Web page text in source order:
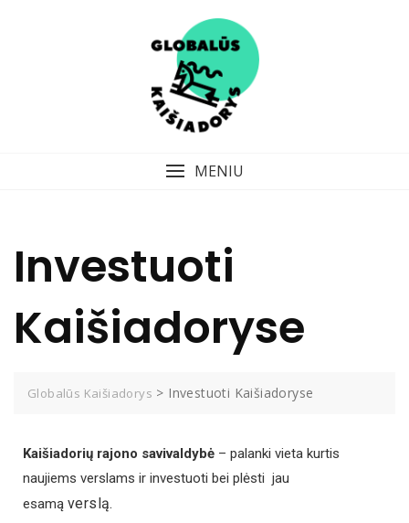
MENIU
Investuoti
Kaišiadoryse
Globalūs Kaišiadorys > Investuoti Kaišiadoryse
Kaišiadorių rajono savivaldybė – palanki vieta kurtis
naujiems verslams ir investuoti bei plėsti jau
esamą verslą.